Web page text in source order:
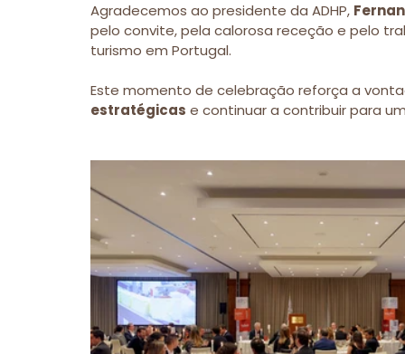
Agradecemos ao presidente da ADHP,
pelo convite, pela calorosa receção e pelo
turismo em Portugal.
Este momento de celebração reforça a
estratégicas e continuar a contribuir para